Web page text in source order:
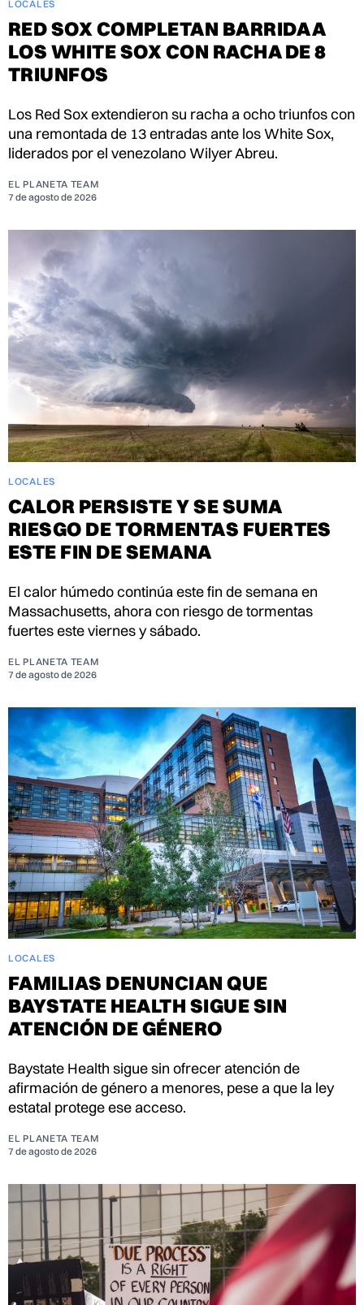
LOCALES
RED SOX COMPLETAN BARRIDA A
LOS WHITE SOX CON RACHA DE 8
TRIUNFOS
Los Red Sox extendieron su racha a ocho triunfos con
una remontada de 13 entradas ante los White Sox,
liderados por el venezolano Wilyer Abreu.
EL PLANETA TEAM
7 de agosto de 2026
LOCALES
CALOR PERSISTE Y SE SUMA
RIESGO DE TORMENTAS FUERTES
ESTE FIN DE SEMANA
El calor húmedo continúa este fin de semana en
Massachusetts, ahora con riesgo de tormentas
fuertes este viernes y sábado.
EL PLANETA TEAM
7 de agosto de 2026
LOCALES
FAMILIAS DENUNCIAN QUE
BAYSTATE HEALTH SIGUE SIN
ATENCIÓN DE GÉNERO
Baystate Health sigue sin ofrecer atención de
afirmación de género a menores, pese a que la ley
estatal protege ese acceso.
EL PLANETA TEAM
7 de agosto de 2026